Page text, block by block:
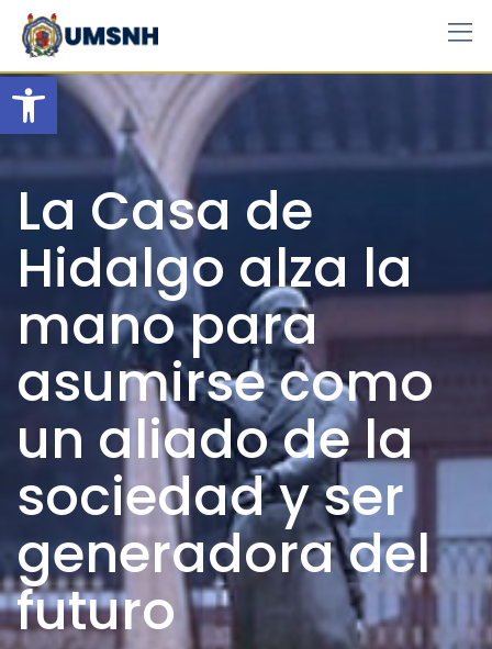
Open toolbar
Skip
content
La Casa de
Hidalgo alza la
mano para
asumirse como
un aliado de la
sociedad y ser
generadora del
futuro